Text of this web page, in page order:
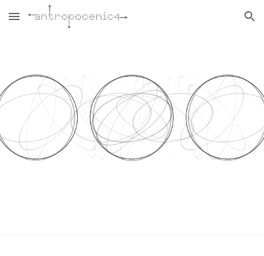
Skip to main content Skip to navigation